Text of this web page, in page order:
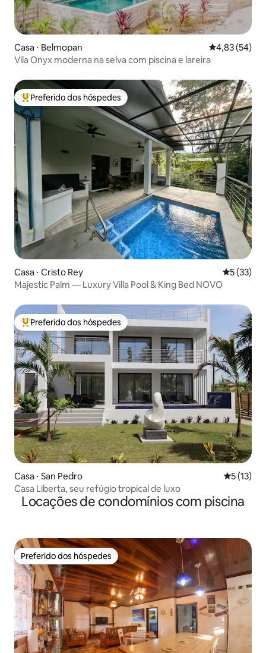
Casa ⋅ Belmopan 4,83 de uma
4,83 (54)
Vila Onyx moderna na selva com piscina e lareira
Entre os melhores preferidos dos hóspedes
Preferido dos hóspedes
Casa ⋅ Cristo Rey 5 de uma
5 (33)
Majestic Palm — Luxury Villa Pool & King Bed NOVO
Entre os melhores preferidos dos hóspedes
Preferido dos hóspedes
Casa ⋅ San Pedro 5 de uma
5 (13)
Casa Liberta, seu refúgio tropical de luxo
Locações de condomínios com piscina
Preferido dos hóspedes
Preferido dos hóspedes